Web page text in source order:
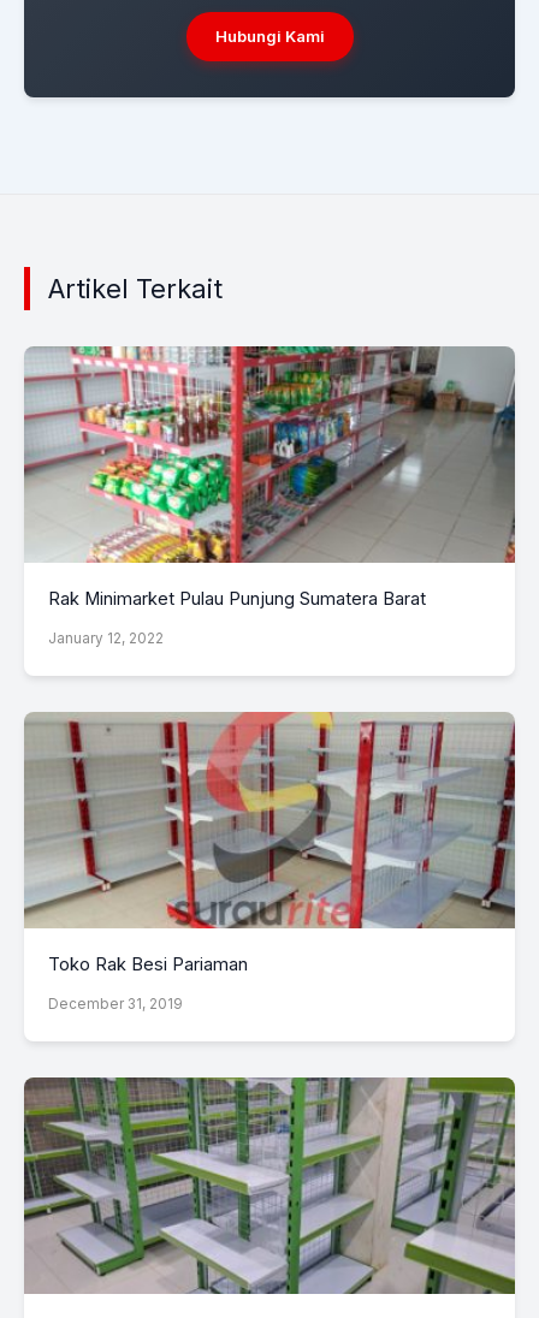
Hubungi Kami
Artikel Terkait
Rak Minimarket Pulau Punjung Sumatera Barat
January 12, 2022
Toko Rak Besi Pariaman
December 31, 2019